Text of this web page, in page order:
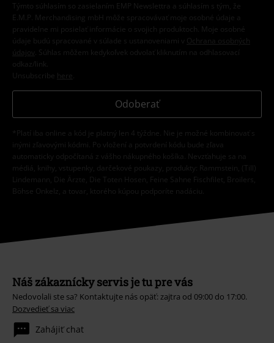
Týmto súhlasím so zasielaním EMP Newslettra a súhlasím s tým, že
E.M.P. Merchandising mbH môže spracovávať moje osobné údaje a
pravidelne mi posielať informácie o svojich produktoch. Moje osobné
údaje budú spracované v súlade s ustanoveniami v
Ochrana osobných
údajov
. Súhlas môžem kedykoľvek odvolať kliknutím na odhlasovací
odkaz/link.
Unsubscribe here
Odoberať
*Platí iba online a kód je platný len 4 týždne. Nie je možné kombinovať s
inými zľavovými kódmi. Po vložení a potvrdení kódu bude zľava
automaticky odpočítaná z vášho nákupného košíka. Nevzťahuje sa na
médiá, knihy, vstupenky, darčekové poukazy, produkty: Rammstein, (Till)
Lindemann, Die Ärzte, Die Toten Hosen, Feine Sahne Fischfilet, Broilers,
Böhse Onkelz, a tovar, ktorého kúpou podporíte nadáciu.
Náš zákaznícky servis je tu pre vás
Nedovolali ste sa? Kontaktujte nás opäť: zajtra od 09:00 do 17:00.
Dozvedieť sa viac
Zahájiť chat